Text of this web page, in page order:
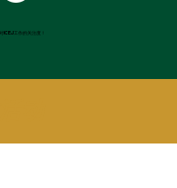
ICEJ工作的关注度！